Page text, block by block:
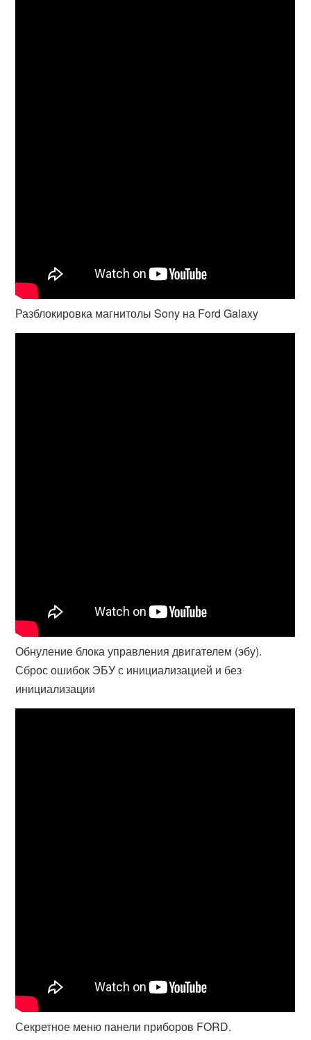
Разблокировка магнитолы Sony на Ford Galaxy
Обнуление блока управления двигателем (эбу).
Сброс ошибок ЭБУ с инициализацией и без
инициализации
Секретное меню панели приборов FORD.